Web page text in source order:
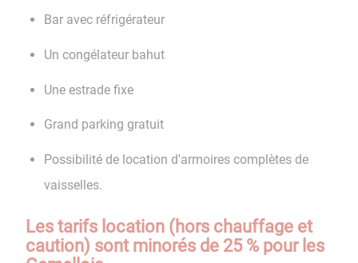
Bar avec réfrigérateur
Un congélateur bahut
Une estrade fixe
Grand parking gratuit
Possibilité de location d'armoires complètes de
vaisselles.
Les tarifs location (hors chauffage et
caution) sont minorés de 25 % pour les